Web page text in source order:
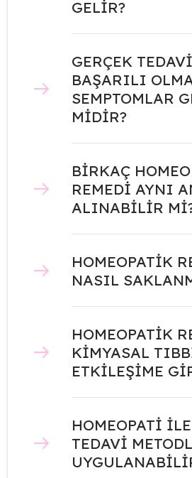
GELİR?
GERÇEK
BAŞARILI
SEMPTOMLAR
MİDİR?
BİRKAÇ
REMEDİ AYNI
ALINABİLİR
HOMEOPATİK
NASIL
HOMEOPATİK
KİMYASAL
ETKİLEŞİME
HOMEOPATİ
TEDAVİ